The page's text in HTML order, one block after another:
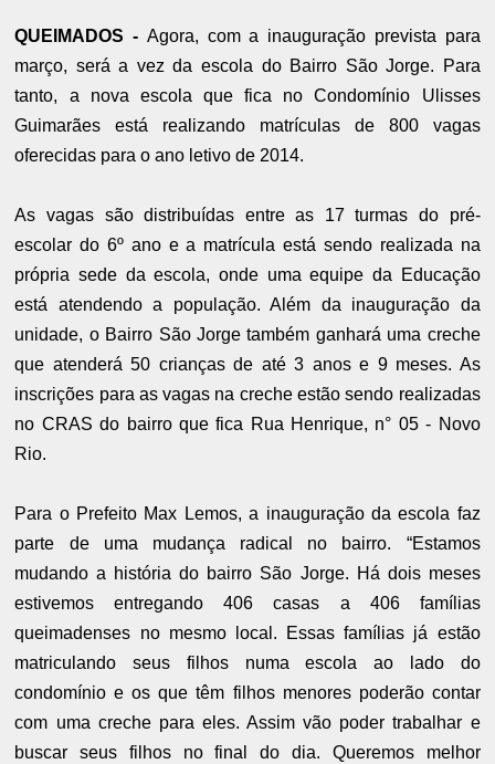
QUEIMADOS - Agora, com a inauguração prevista para
março, será a vez da escola do Bairro São Jorge. Para
tanto, a nova escola que fica no Condomínio Ulisses
Guimarães está realizando matrículas de 800 vagas
oferecidas para o ano letivo de 2014.
As vagas são distribuídas entre as 17 turmas do pré-
escolar do 6º ano e a matrícula está sendo realizada na
própria sede da escola, onde uma equipe da Educação
está atendendo a população. Além da inauguração da
unidade, o Bairro São Jorge também ganhará uma creche
que atenderá 50 crianças de até 3 anos e 9 meses. As
inscrições para as vagas na creche estão sendo realizadas
no CRAS do bairro que fica Rua Henrique, n° 05 - Novo
Rio.
Para o Prefeito Max Lemos, a inauguração da escola faz
parte de uma mudança radical no bairro. “Estamos
mudando a história do bairro São Jorge. Há dois meses
estivemos entregando 406 casas a 406 famílias
queimadenses no mesmo local. Essas famílias já estão
matriculando seus filhos numa escola ao lado do
condomínio e os que têm filhos menores poderão contar
com uma creche para eles. Assim vão poder trabalhar e
buscar seus filhos no final do dia. Queremos melhor